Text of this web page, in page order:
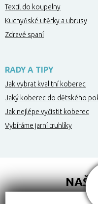
Textil do koupelny
Kuchyňské utěrky a ubrusy
Zdravé spaní
RADY A TIPY
Jak vybrat kvalitní koberec
Jaký koberec do dětského
Jak nejlépe vyčistit koberec
Vybíráme jarní truhlíky
NAŠI